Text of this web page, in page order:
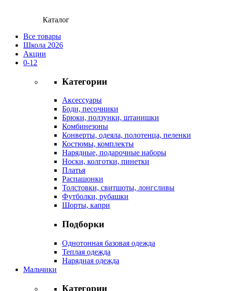
Каталог
Все товары
Школа 2026
Акции
0-12
Категории
Аксессуары
Боди, песочники
Брюки, ползунки, штанишки
Комбинезоны
Конверты, одеяла, полотенца, пеленки
Костюмы, комплекты
Нарядные, подарочные наборы
Носки, колготки, пинетки
Платья
Распашонки
Толстовки, свитшоты, лонгсливы
Футболки, рубашки
Шорты, капри
Подборки
Однотонная базовая одежда
Теплая одежда
Нарядная одежда
Мальчики
Категории